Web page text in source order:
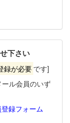
下さい
録が必要 です]
ル会員のいず
録フォーム